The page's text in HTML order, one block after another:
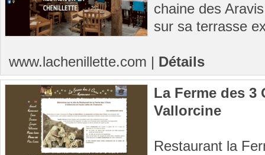
chaine des
sur sa terrasse
www.lachenillette.com | Détails
La Ferme des 3
Vallorcine
Restaurant la